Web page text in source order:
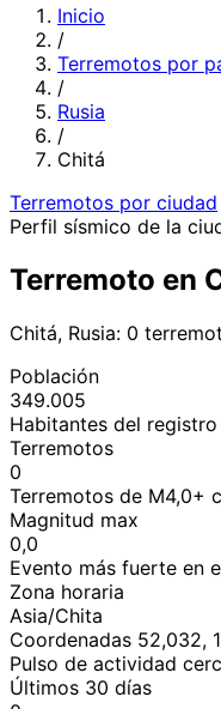
Inicio
/
Terremotos por
/
Rusia
/
Chitá
Terremotos por ciudad
Perfil sísmico de la
Terremoto en
Chitá, Rusia: 0
Población
349.005
Habitantes del
Terremotos
0
Terremotos de M4,0+
Magnitud max
0,0
Evento más fuerte en
Zona horaria
Asia/Chita
Coordenadas 52,032,
Pulso de actividad
Últimos 30 días